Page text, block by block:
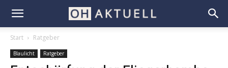
Start Ratgeber
Blaulicht Ratgeber